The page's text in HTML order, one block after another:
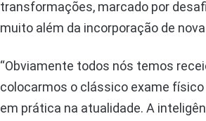
transformações, marcado por
muito além da incorporação de
“Obviamente todos nós temos
colocarmos o clássico exame físico
em prática na atualidade. A